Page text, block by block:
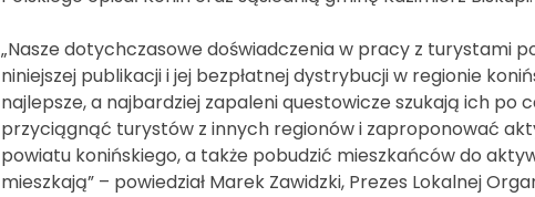
„Nasze dotychczasowe doświadczenia w pracy z turystami
niniejszej publikacji i jej bezpłatnej dystrybucji w regionie
najlepsze, a najbardziej zapaleni questowicze szukają ich po
przyciągnąć turystów z innych regionów i zaproponować
powiatu konińskiego, a także pobudzić mieszkańców do
mieszkają” – powiedział Marek Zawidzki, Prezes Lokalnej